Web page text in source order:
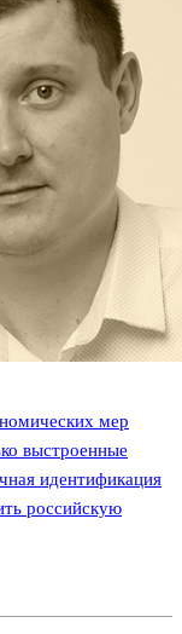
мер
выстроенные
идентификация
российскую